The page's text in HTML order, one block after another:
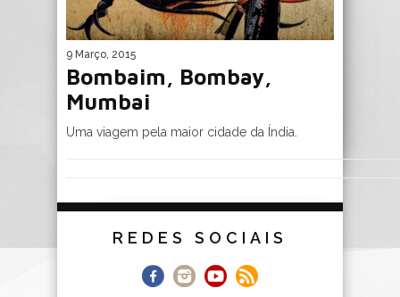
9 Março, 2015
Bombaim, Bombay,
Mumbai
Uma viagem pela maior cidade da Índia.
REDES SOCIAIS